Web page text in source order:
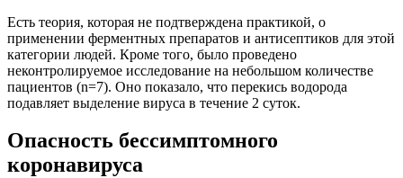
Есть теория, которая не подтверждена практикой, о
применении ферментных препаратов и антисептиков для этой
категории людей. Кроме того, было проведено
неконтролируемое исследование на небольшом количестве
пациентов (n=7). Оно показало, что перекись водорода
подавляет выделение вируса в течение 2 суток.
Опасность бессимптомного
коронавируса